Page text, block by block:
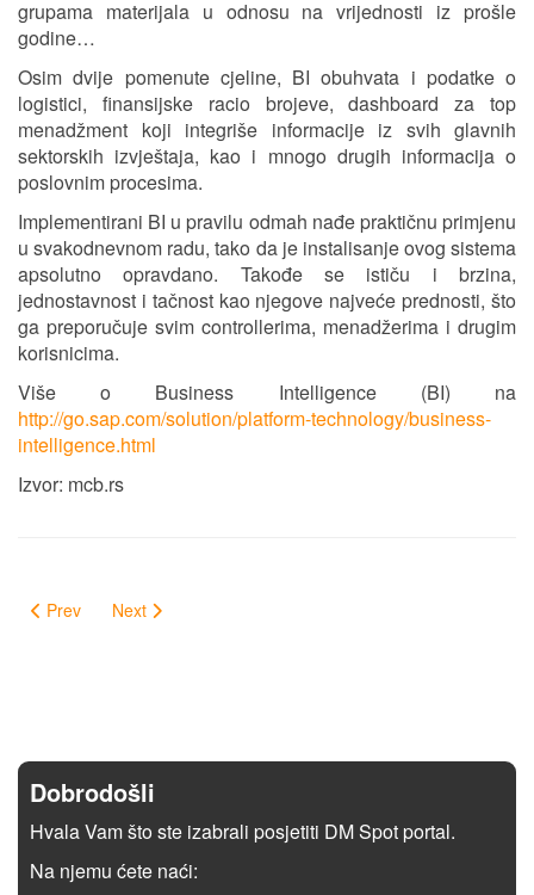
grupama materijala u odnosu na vrijednosti iz prošle
godine…
Osim dvije pomenute cjeline, BI obuhvata i podatke o
logistici, finansijske racio brojeve, dashboard za top
menadžment koji integriše informacije iz svih glavnih
sektorskih izvještaja, kao i mnogo drugih informacija o
poslovnim procesima.
Implementirani BI u pravilu odmah nađe praktičnu primjenu
u svakodnevnom radu, tako da je instalisanje ovog sistema
apsolutno opravdano. Takođe se ističu i brzina,
jednostavnost i tačnost kao njegove najveće prednosti, što
ga preporučuje svim controllerima, menadžerima i drugim
korisnicima.
Više o Business Intelligence (BI) na
http://go.sap.com/solution/platform-technology/business-
intelligence.html
Izvor: mcb.rs
Prev Next
Dobrodošli
Hvala Vam što ste izabrali posjetiti DM Spot portal.
Na njemu ćete naći: